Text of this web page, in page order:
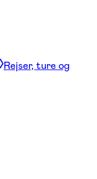
Rejser, ture og